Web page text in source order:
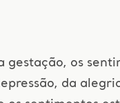
gestação, os
da